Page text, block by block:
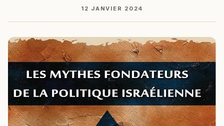
12 JANVIER 2024